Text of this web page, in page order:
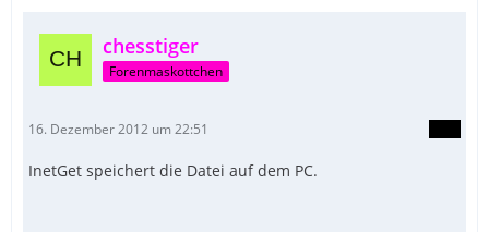
chesstiger
Forenmaskottchen
16. Dezember 2012 um 22:51
InetGet speichert die Datei auf dem PC.